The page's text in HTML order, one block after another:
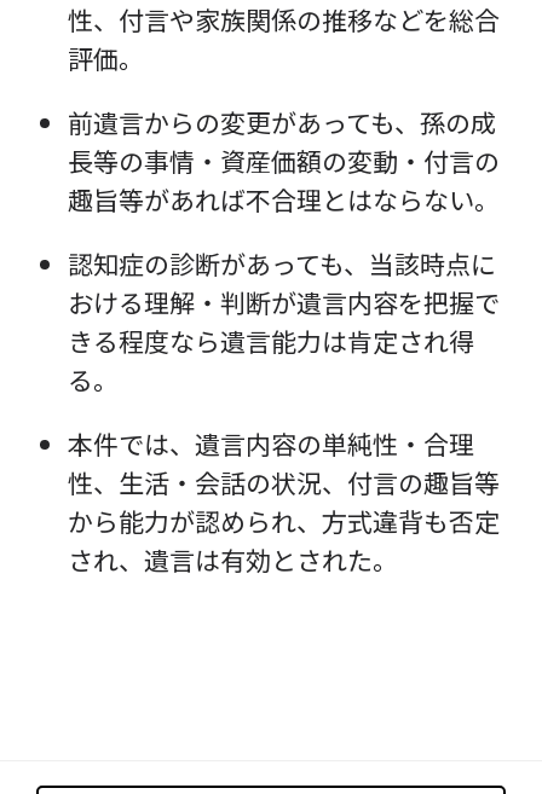
性、付言や家族関係の推移などを総合
評価。
前遺言からの変更があっても、孫の成
長等の事情・資産価額の変動・付言の
趣旨等があれば不合理とはならない。
認知症の診断があっても、当該時点に
おける理解・判断が遺言内容を把握で
きる程度なら遺言能力は肯定され得
る。
本件では、遺言内容の単純性・合理
性、生活・会話の状況、付言の趣旨等
から能力が認められ、方式違背も否定
され、遺言は有効とされた。
投